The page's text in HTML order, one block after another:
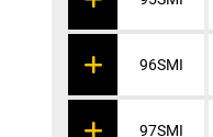
96SMI
97SMI